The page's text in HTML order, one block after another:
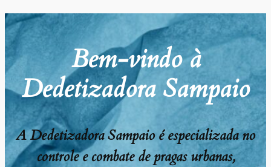
Bem-vindo à
Dedetizadora Sampaio
A Dedetizadora Sampaio é especializada no
controle e combate de pragas urbanas,